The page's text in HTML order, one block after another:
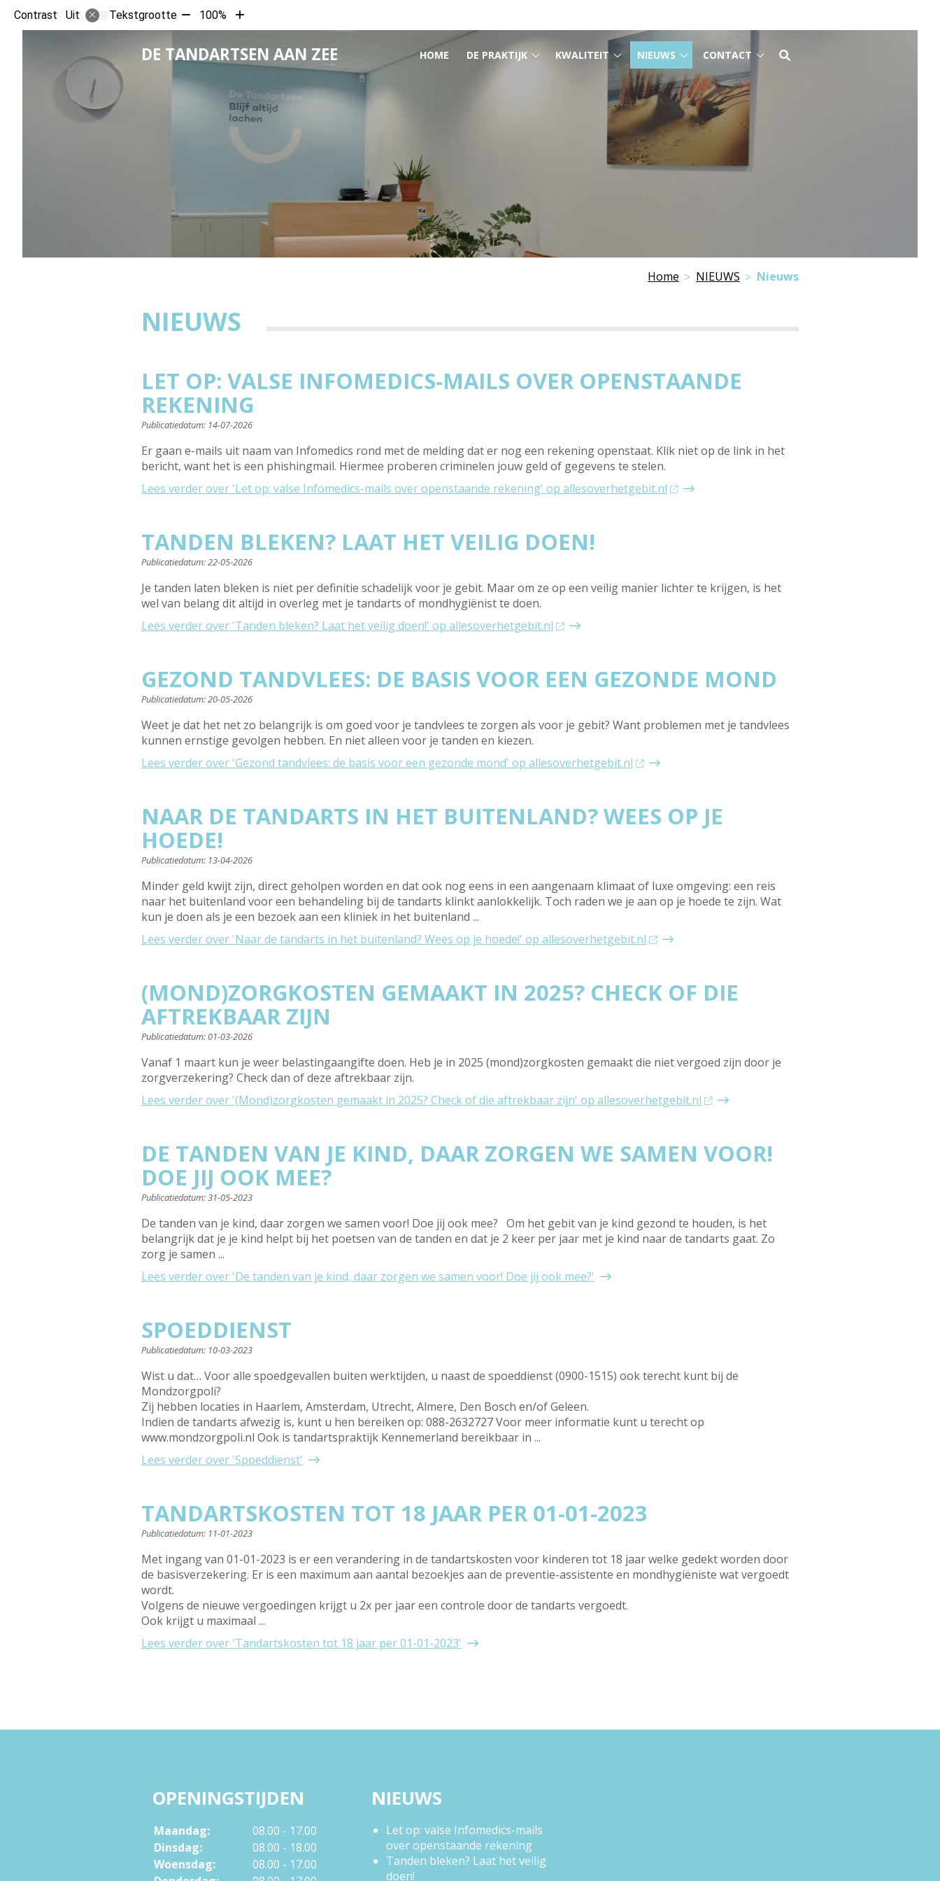
Contrast Uit Tekstgrootte Tekst
verkleinen
10%
100%
Tekst
vergroten
10%
DE TANDARTSEN AAN ZEE HOOFDMENU
HOME DE PRAKTIJK KWALITEIT
KWALITEIT
submenu
NIEUWS
NIEUWS
submenu
CONTACT
Home NIEUWS Nieuws
NIEUWS
LET OP: VALSE INFOMEDICS-MAILS OVER OPENSTAANDE
REKENING
Publicatiedatum: 14-07-2026
Er gaan e-mails uit naam van Infomedics rond met de melding dat er nog een rekening openstaat. Klik niet op de link in het
bericht, want het is een phishingmail. Hiermee proberen criminelen jouw geld of gegevens te stelen.
Lees verderover 'Let op: valse Infomedics-mails over openstaande rekening' op allesoverhetgebit.nl
TANDEN BLEKEN? LAAT HET VEILIG DOEN!
Publicatiedatum:22-05-2026
Je tanden laten bleken is niet per definitie schadelijk voor je gebit. Maar om ze op een veilig manier lichter te krijgen, is het
wel van belang dit altijd in overleg met je tandarts of mondhygiënist te doen.
Lees verderover 'Tanden bleken? Laat het veilig doen!' op allesoverhetgebit.nl
GEZOND TANDVLEES: DE BASIS VOOR EEN GEZONDE MOND
Publicatiedatum:20-05-2026
Weet je dat het net zo belangrijk is om goed voor je tandvlees te zorgen als voor je gebit? Want problemen met je tandvlees
kunnen ernstige gevolgen hebben. En niet alleen voor je tanden en kiezen.
Lees verderover 'Gezond tandvlees: de basis voor een gezonde mond' op allesoverhetgebit.nl
NAAR DE TANDARTS IN HET BUITENLAND? WEES OP JE
HOEDE!
Publicatiedatum: 13-04-2026
Minder geld kwijt zijn, direct geholpen worden en dat ook nog eens in een aangenaam klimaat of luxe omgeving: een reis
naar het buitenland voor een behandeling bij de tandarts klinkt aanlokkelijk. Toch raden we je aan op je hoede te zijn. Wat
kun je doen als je een bezoek aan een kliniek in het buitenland ...
Lees verderover 'Naar de tandarts in het buitenland? Wees op je hoede!' op allesoverhetgebit.nl
(MOND)ZORGKOSTEN GEMAAKT IN 2025? CHECK OF DIE
AFTREKBAAR ZIJN
Publicatiedatum:01-03-2026
Vanaf 1 maart kun je weer belastingaangifte doen. Heb je in 2025 (mond)zorgkosten gemaakt die niet vergoed zijn door je
zorgverzekering? Check dan of deze aftrekbaar zijn.
Lees verderover '(Mond)zorgkosten gemaakt in 2025? Check of die aftrekbaar zijn' op allesoverhetgebit.nl
DE TANDEN VAN JE KIND, DAAR ZORGEN WE SAMEN VOOR!
DOE JIJ OOK MEE?
Publicatiedatum:31-05-2023
De tanden van je kind, daar zorgen we samen voor! Doe jij ook mee? Om het gebit van je kind gezond te houden, is het
belangrijk dat je je kind helpt bij het poetsen van de tanden en dat je 2 keer per jaar met je kind naar de tandarts gaat. Zo
zorg je samen ...
Lees verderover 'De tanden van je kind, daar zorgen we samen voor! Doe jij ook mee?'
SPOEDDIENST
Publicatiedatum: 10-03-2023
Wist u dat… Voor alle spoedgevallen buiten werktijden, u naast de spoeddienst (0900-1515) ook terecht kunt bij de
Mondzorgpoli?
Zij hebben locaties in Haarlem, Amsterdam, Utrecht, Almere, Den Bosch en/of Geleen.
Indien de tandarts afwezig is, kunt u hen bereiken op: 088-2632727 Voor meer informatie kunt u terecht op
www.mondzorgpoli.nl Ook is tandartspraktijk Kennemerland bereikbaar in ...
Lees verderover 'Spoeddienst'
TANDARTSKOSTEN TOT 18 JAAR PER 01-01-2023
Publicatiedatum: 11-01-2023
Met ingang van 01-01-2023 is er een verandering in de tandartskosten voor kinderen tot 18 jaar welke gedekt worden door
de basisverzekering. Er is een maximum aan aantal bezoekjes aan de preventie-assistente en mondhygiëniste wat vergoedt
wordt.
Volgens de nieuwe vergoedingen krijgt u 2x per jaar een controle door de tandarts vergoedt.
Ook krijgt u maximaal ...
Lees verderover 'Tandartskosten tot 18 jaar per 01-01-2023'
OPENINGSTIJDEN
Maandag:
08.00 - 17.00
Dinsdag:
08.00 - 18.00
Woensdag:
08.00 - 17.00
NIEUWS
Let op: valse Infomedics-mails
over openstaande rekening
Tanden bleken? Laat het veilig
doen!